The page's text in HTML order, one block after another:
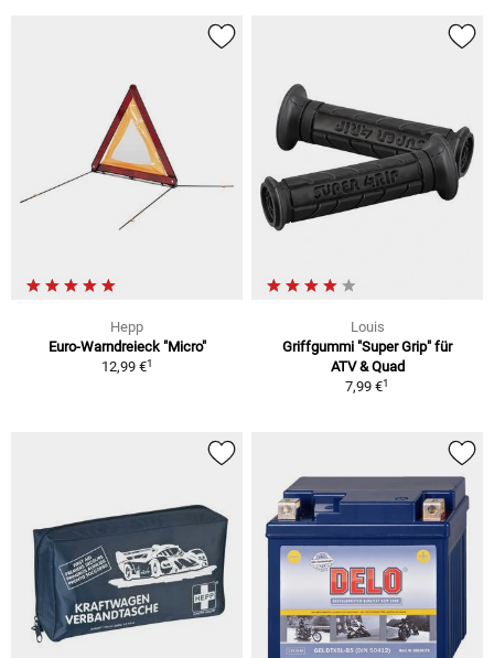
Hepp
Euro-Warndreieck "Micro"
12,99 €1
Louis
Griffgummi "Super Grip" für
ATV & Quad
7,99 €1